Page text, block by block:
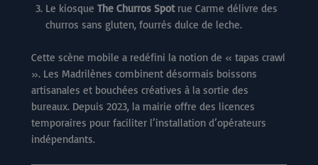
Le kiosque The Churros Spotrue Carme délivre des
churros sans gluten, fourrés dulce de leche.
Cette scène mobile a redéfini la notion de « tapas crawl
». Les Madrilènes combinent désormais boissons
artisanales et bouchées créatives à la sortie des
bureaux. Depuis 2023, la mairie offre des licences
temporaires pour faciliter l’installation d’opérateurs
indépendants.